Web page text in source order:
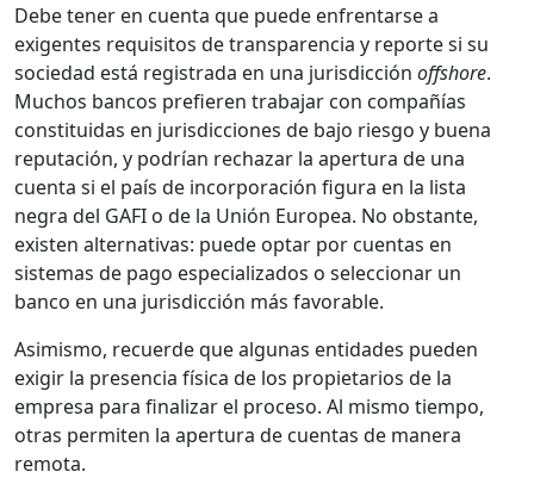
Debe tener en cuenta que puede enfrentarse a
exigentes requisitos de transparencia y reporte si su
sociedad está registrada en una jurisdicción offshore.
Muchos bancos prefieren trabajar con compañías
constituidas en jurisdicciones de bajo riesgo y buena
reputación, y podrían rechazar la apertura de una
cuenta si el país de incorporación figura en la lista
negra del GAFI o de la Unión Europea. No obstante,
existen alternativas: puede optar por cuentas en
sistemas de pago especializados o seleccionar un
banco en una jurisdicción más favorable.
Asimismo, recuerde que algunas entidades pueden
exigir la presencia física de los propietarios de la
empresa para finalizar el proceso. Al mismo tiempo,
otras permiten la apertura de cuentas de manera
remota.